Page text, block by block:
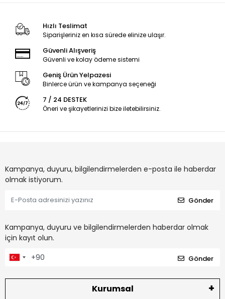
Hızlı Teslimat
Siparişleriniz en kısa sürede elinize ulaşır.
Güvenli Alışveriş
Güvenli ve kolay ödeme sistemi
Geniş Ürün Yelpazesi
Binlerce ürün ve kampanya seçeneği
7 / 24 DESTEK
Öneri ve şikayetlerinizi bize iletebilirsiniz.
Kampanya, duyuru, bilgilendirmelerden e-posta ile haberdar
olmak istiyorum.
Gönder
Kampanya, duyuru ve bilgilendirmelerden haberdar olmak
için kayıt olun.
Gönder
Kurumsal